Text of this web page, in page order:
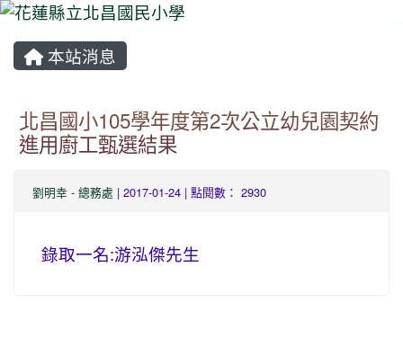
本站消息
北昌國小105學年度第2次公立幼兒園契約
進用廚工甄選結果
劉明幸 - 總務處 | 2017-01-24 | 點閱數： 2930
錄取一名:游泓傑先生